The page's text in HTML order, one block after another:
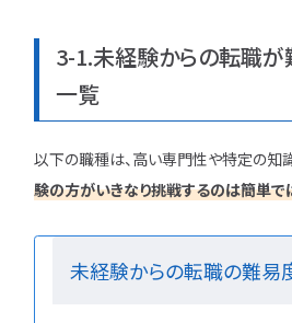
3-1.未経験からの転職
一覧
以下の職種は、高い専門性や特定の知
験の方がいきなり挑戦するのは簡単で
未経験からの転職の難易